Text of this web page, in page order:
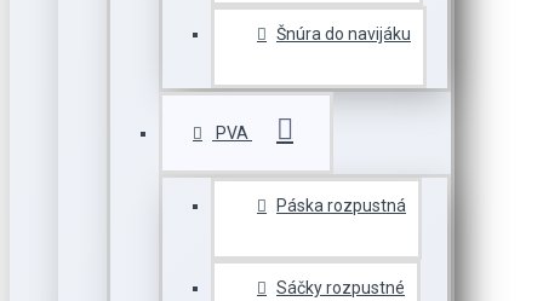
Šnúra do navijáku
PVA
Páska rozpustná
Sáčky rozpustné